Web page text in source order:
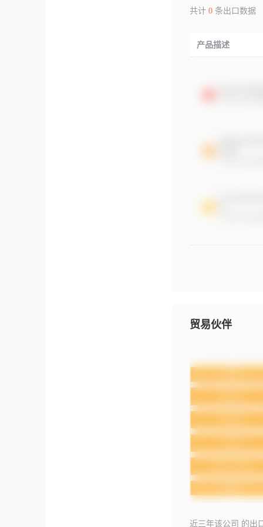
共计 0条出口数据
产品描述
贸易伙伴
近三年该公司 的出